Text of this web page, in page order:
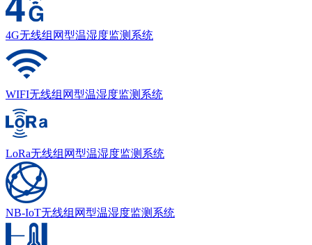
4G无线组网型温湿度监测系统
WIFI无线组网型温湿度监测系统
LoRa无线组网型温湿度监测系统
NB-IoT无线组网型温湿度监测系统